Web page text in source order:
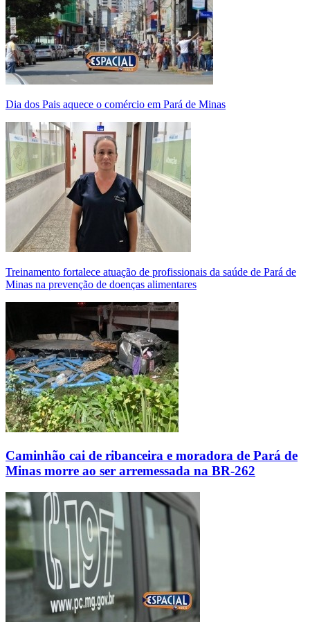
Dia dos Pais aquece o comércio em Pará de Minas
Treinamento fortalece atuação de profissionais da saúde de Pará de
Minas na prevenção de doenças alimentares
Caminhão cai de ribanceira e moradora de Pará de
Minas morre ao ser arremessada na BR-262